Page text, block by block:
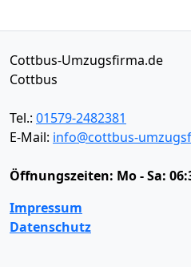
Cottbus-Umzugsfirma.de
Cottbus
Tel.: 01579-2482381
E-Mail: info@cottbus-
Öffnungszeiten: Mo - Sa:
Impressum
Datenschutz